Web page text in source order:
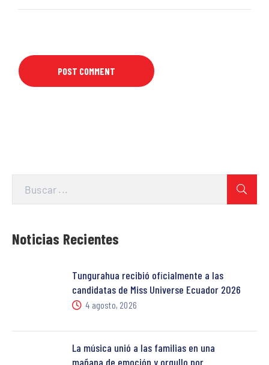
Noticias Recientes
Tungurahua recibió oficialmente a las
candidatas de Miss Universe Ecuador 2026
4 agosto, 2026
La música unió a las familias en una
mañana de emoción y orgullo por